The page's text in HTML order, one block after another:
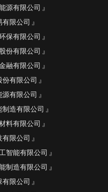
源有限公司
限公司
保有限公司
份有限公司
融有限公司
有限公司
有限公司
造有限公司
料有限公司
限公司
智能有限公司
制造有限公司
限公司